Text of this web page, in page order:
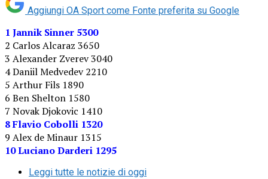
Aggiungi OA Sport come Fonte preferita su Google
1 Jannik Sinner 5300
2 Carlos Alcaraz 3650
3 Alexander Zverev 3040
4 Daniil Medvedev 2210
5 Arthur Fils 1890
6 Ben Shelton 1580
7 Novak Djokovic 1410
8 Flavio Cobolli 1320
9 Alex de Minaur 1315
10 Luciano Darderi 1295
Leggi tutte le notizie di oggi